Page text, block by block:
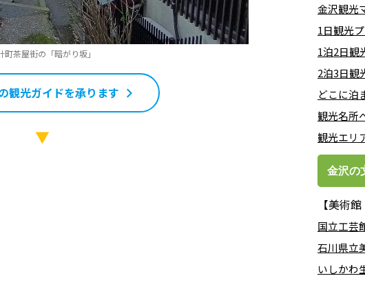
町茶屋街の「暗がり坂」
観光ガイドを承ります
▼
金沢観光
1日観光
1泊2日観
2泊3日観
どこに泊
観光名所
観光エリ
金沢の
【美術
国立工芸
石川県立
いしかわ